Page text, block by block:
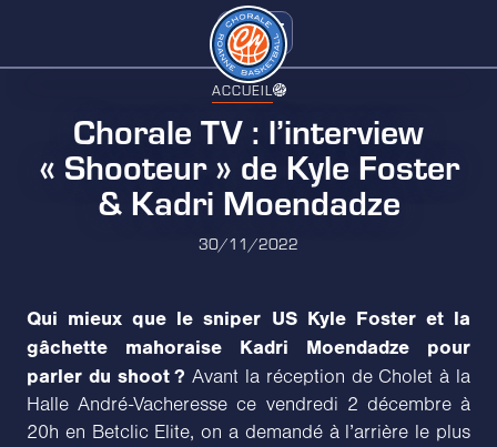
ACCUEIL
Chorale TV : l’interview
« Shooteur » de Kyle Foster
& Kadri Moendadze
30/11/2022
Qui mieux que le sniper US Kyle Foster et la
gâchette mahoraise Kadri Moendadze pour
parler du shoot ? Avant la réception de Cholet à la
Halle André-Vacheresse ce vendredi 2 décembre à
20h en Betclic Elite, on a demandé à l’arrière le plus